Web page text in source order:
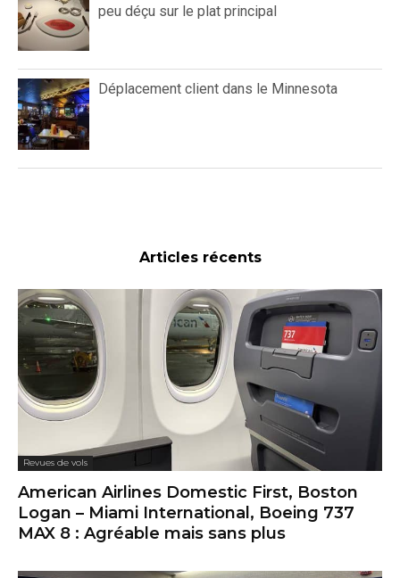
peu déçu sur le plat principal
Déplacement client dans le Minnesota
Articles récents
Revues de vols
American Airlines Domestic First, Boston
Logan – Miami International, Boeing 737
MAX 8 : Agréable mais sans plus